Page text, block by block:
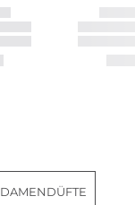
DAMENDÜFTE